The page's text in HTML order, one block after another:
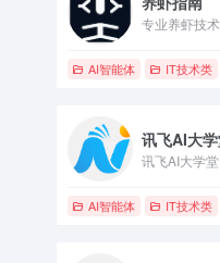
专业养虾技
AI智能体 IT技术类
讯飞AI大
讯飞AI大学
AI智能体 IT技术类